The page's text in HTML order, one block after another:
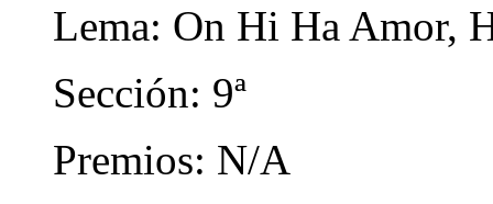
Lema: On Hi Ha Amor,
Sección: 9ª
Premios: N/A